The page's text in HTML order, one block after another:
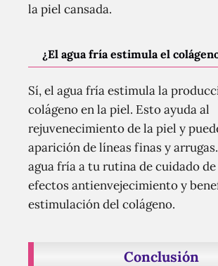
la piel cansada.
¿El agua fría estimula el
Sí, el agua fría estimula la
colágeno en la piel. Esto ayuda al
rejuvenecimiento de la piel y
aparición de líneas finas y
agua fría a tu rutina de cuidado
efectos antienvejecimiento y
estimulación del colágeno.
Conclusión